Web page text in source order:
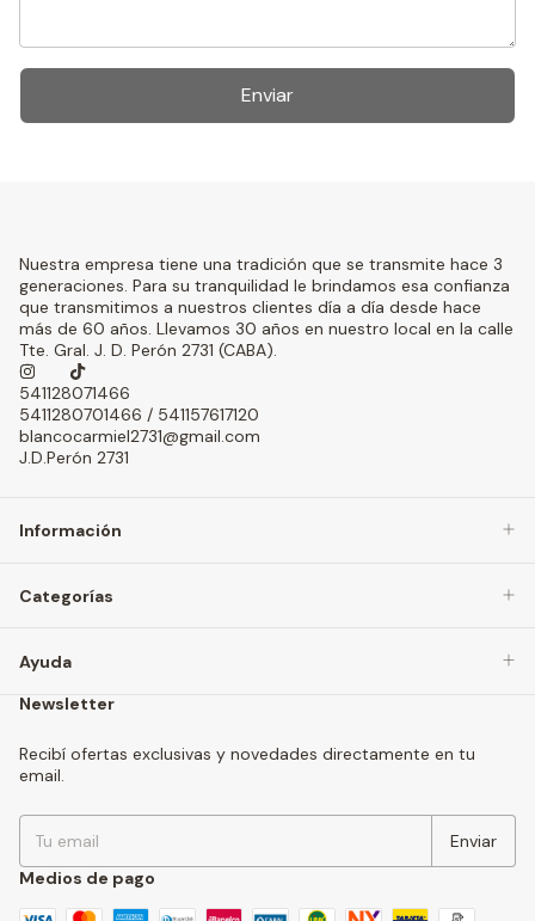
Enviar
Nuestra empresa tiene una tradición que se transmite hace 3
generaciones. Para su tranquilidad le brindamos esa confianza
que transmitimos a nuestros clientes día a día desde hace
más de 60 años. Llevamos 30 años en nuestro local en la calle
Tte. Gral. J. D. Perón 2731 (CABA).
541128071466
5411280701466 / 541157617120
blancocarmiel2731@gmail.com
J.D.Perón 2731
Información
Categorías
Ayuda
Newsletter
Recibí ofertas exclusivas y novedades directamente en tu
email.
Medios de pago